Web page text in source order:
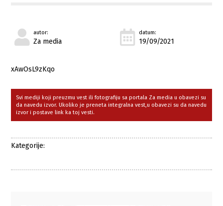
autor:
Za media
datum:
19/09/2021
xAwOsL9zKqo
Svi mediji koji preuzmu vest ili fotografiju sa portala Za media u obavezi su
da navedu izvor. Ukoliko je preneta integralna vest,u obavezi su da navedu
izvor i postave link ka toj vesti.
Kategorije: